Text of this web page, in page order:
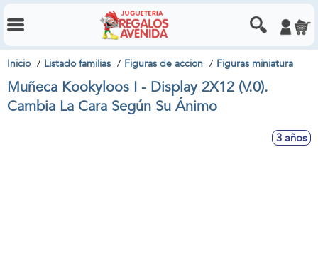
Inicio Listado familias Figuras de accion Figuras miniatura
Muñeca Kookyloos I - Display 2X12 (V.0).
Cambia La Cara Según Su Ánimo
3 años